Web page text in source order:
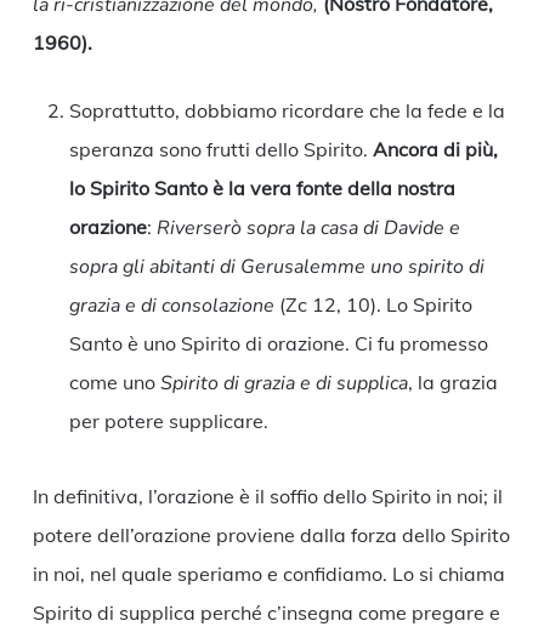
1960).
Soprattutto, dobbiamo ricordare che la fede e la
speranza sono frutti dello Spirito. Ancora di più,
lo Spirito Santo è la vera fonte della nostra
orazione: Riverserò sopra la casa di Davide e
sopra gli abitanti di Gerusalemme uno spirito di
grazia e di consolazione (Zc 12, 10). Lo Spirito
Santo è uno Spirito di orazione. Ci fu promesso
come uno Spirito di grazia e di supplica, la grazia
per potere supplicare.
In definitiva, l’orazione è il soffio dello Spirito in noi; il
potere dell’orazione proviene dalla forza dello Spirito
in noi, nel quale speriamo e confidiamo. Lo si chiama
Spirito di supplica perché c’insegna come pregare e